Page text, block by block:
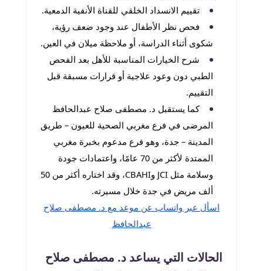
تقييم الانسداد الخلقي للقناة الأنفية الدمعية.
فحص نظر الأطفال عند وجود ضعف رؤية،
شكوى أثناء الدراسة، أو ملاحظة ميلان في العين.
شرح الخيارات المناسبة للأهل بعد الفحص
الطبي دون وعود علاجية أو قرارات مسبقة قبل
التقييم.
كما يستقبل د. مصطفى صلاح عبدالحافظ
المرضى في فرع مغربي الصحية للعيون – طريق
المدينة – جدة، وهو فرع مدعوم بخبرة مغربي
الممتدة لأكثر من 70 عامًا، واعتمادات جودة
وسلامة مثل JCI وCBAHI، وقد اختاره أكثر من 50
ألف مريض في جدة خلال مسيرته.
اسأل عبر واتساب عن موعد مع د. مصطفى صلاح
عبدالحافظ
الحالات التي يساعد د. مصطفى صلاح